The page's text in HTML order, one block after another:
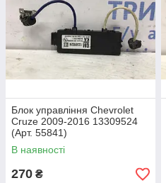
Блок управління Chevrolet
Cruze 2009-2016 13309524
(Арт. 55841)
В наявності
270 ₴